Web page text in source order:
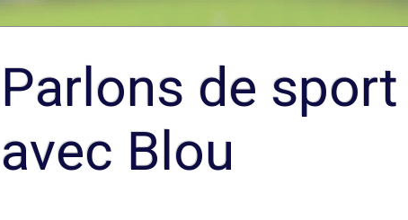
Parlons de sport
avec Blou